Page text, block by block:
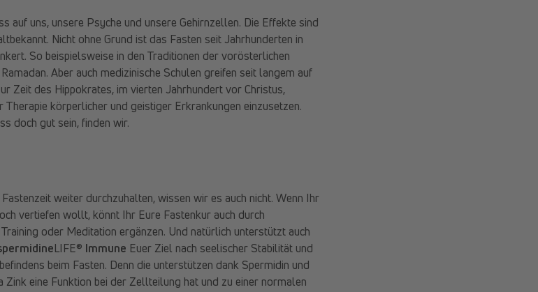
auf uns, unsere Psyche und unsere Gehirnzellen. Die Effekte sind
Nicht ohne Grund ist das Fasten seit Jahrhunderten in
So beispielsweise in den Traditionen der vorösterlichen
Aber auch medizinische Schulen greifen seit langem auf
Zeit des Hippokrates, im vierten Jahrhundert vor Christus,
Therapie körperlicher und geistiger Erkrankungen einzusetzen.
doch gut sein, finden wir.
weiter durchzuhalten, wissen wir es auch nicht. Wenn Ihr
vertiefen wollt, könnt Ihr Eure Fastenkur auch durch
oder Meditation ergänzen. Und natürlich unterstützt auch
LIFE® Immune Euer Ziel nach seelischer Stabilität und
beim Fasten. Denn die unterstützen dank Spermidin und
eine Funktion bei der Zellteilung hat und zu einer normalen